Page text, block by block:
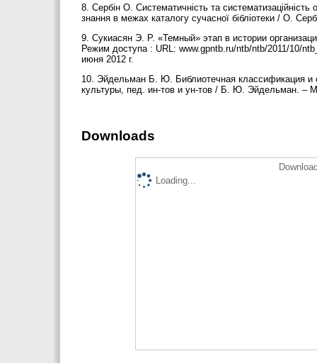
8. Сербін О. Систематичність та систематизаційність
знання в межах каталогу сучасної бібліотеки / О.
9. Сукиасян Э. Р. «Темный» этап в истории
Режим доступа : URL: www.gpntb.ru/ntb/ntb/2011/10/
июня 2012 г.
10. Эйдельман Б. Ю. Библиотечная классификация и
культуры, пед. ин-тов и ун-тов / Б. Ю. Эйдельман. –
Downloads
Loading...